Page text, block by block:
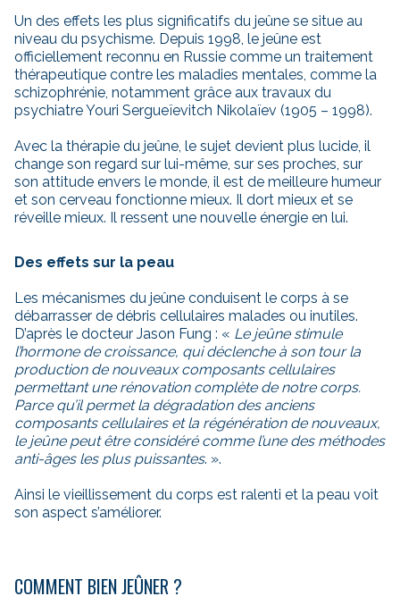
Un des effets les plus significatifs du jeûne se situe au
niveau du psychisme. Depuis 1998, le jeûne est
officiellement reconnu en Russie comme un traitement
thérapeutique contre les maladies mentales, comme la
schizophrénie, notamment grâce aux travaux du
psychiatre Youri Sergueïevitch Nikolaïev (1905 – 1998).
Avec la thérapie du jeûne, le sujet devient plus lucide, il
change son regard sur lui-même, sur ses proches, sur
son attitude envers le monde, il est de meilleure humeur
et son cerveau fonctionne mieux. Il dort mieux et se
réveille mieux. Il ressent une nouvelle énergie en lui.
Des effets sur la peau
Les mécanismes du jeûne conduisent le corps à se
débarrasser de débris cellulaires malades ou inutiles.
D’après le docteur Jason Fung : « Le jeûne stimule
l’hormone de croissance, qui déclenche à son tour la
production de nouveaux composants cellulaires
permettant une rénovation complète de notre corps.
Parce qu’il permet la dégradation des anciens
composants cellulaires et la régénération de nouveaux,
le jeûne peut être considéré comme l’une des méthodes
anti-âges les plus puissantes. ».
Ainsi le vieillissement du corps est ralenti et la peau voit
son aspect s’améliorer.
COMMENT BIEN JEÛNER ?